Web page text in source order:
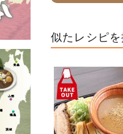
似たレシピを